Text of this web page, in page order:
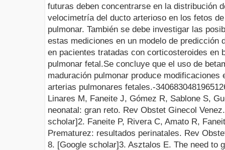
futuras deben concentrarse en la distribución
velocimetría del ducto arterioso en los fetos
pulmonar. También se debe investigar las
estas mediciones en un modelo de predicción
en pacientes tratadas con corticosteroides en
pulmonar fetal.Se concluye que el uso de
maduración pulmonar produce
arterias pulmonares fetales.-340683048196512
Linares M, Faneite J, Gómez R, Sablone S,
neonatal: gran reto. Rev Obstet Ginecol
scholar]2. Faneite P, Rivera C, Amato R,
Prematurez: resultados perinatales. Rev
8. [Google scholar]3. Asztalos E. The need to